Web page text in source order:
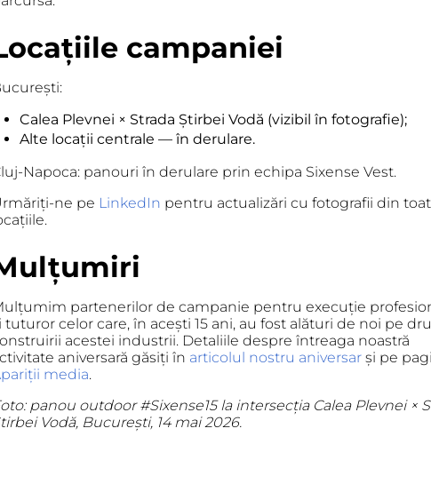
campaniei
Calea Plevnei × Strada Știrbei Vodă (vizibil în fotografie);
Alte locații centrale — în derulare.
Napoca: panouri în derulare prin echipa Sixense Vest.
ne pe LinkedIn pentru actualizări cu fotografii din
partenerilor de campanie pentru execuție
tuturor celor care, în acești 15 ani, au fost alături de noi pe
acestei industrii. Detaliile despre întreaga noastră
aniversară găsiți în articolul nostru aniversar și pe
media.
panou outdoor #Sixense15 la intersecția Calea Plevnei ×
Vodă, București, 14 mai 2026.